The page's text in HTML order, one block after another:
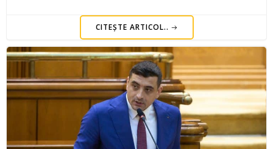
CITEȘTE ARTICOL..